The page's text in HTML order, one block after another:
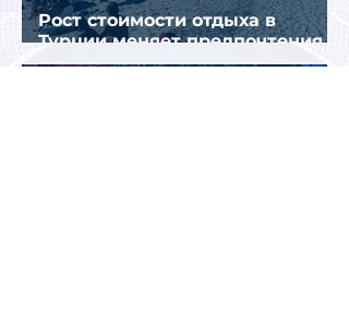
Рост стоимости отдыха в
Турции меняет предпочтения
туристов